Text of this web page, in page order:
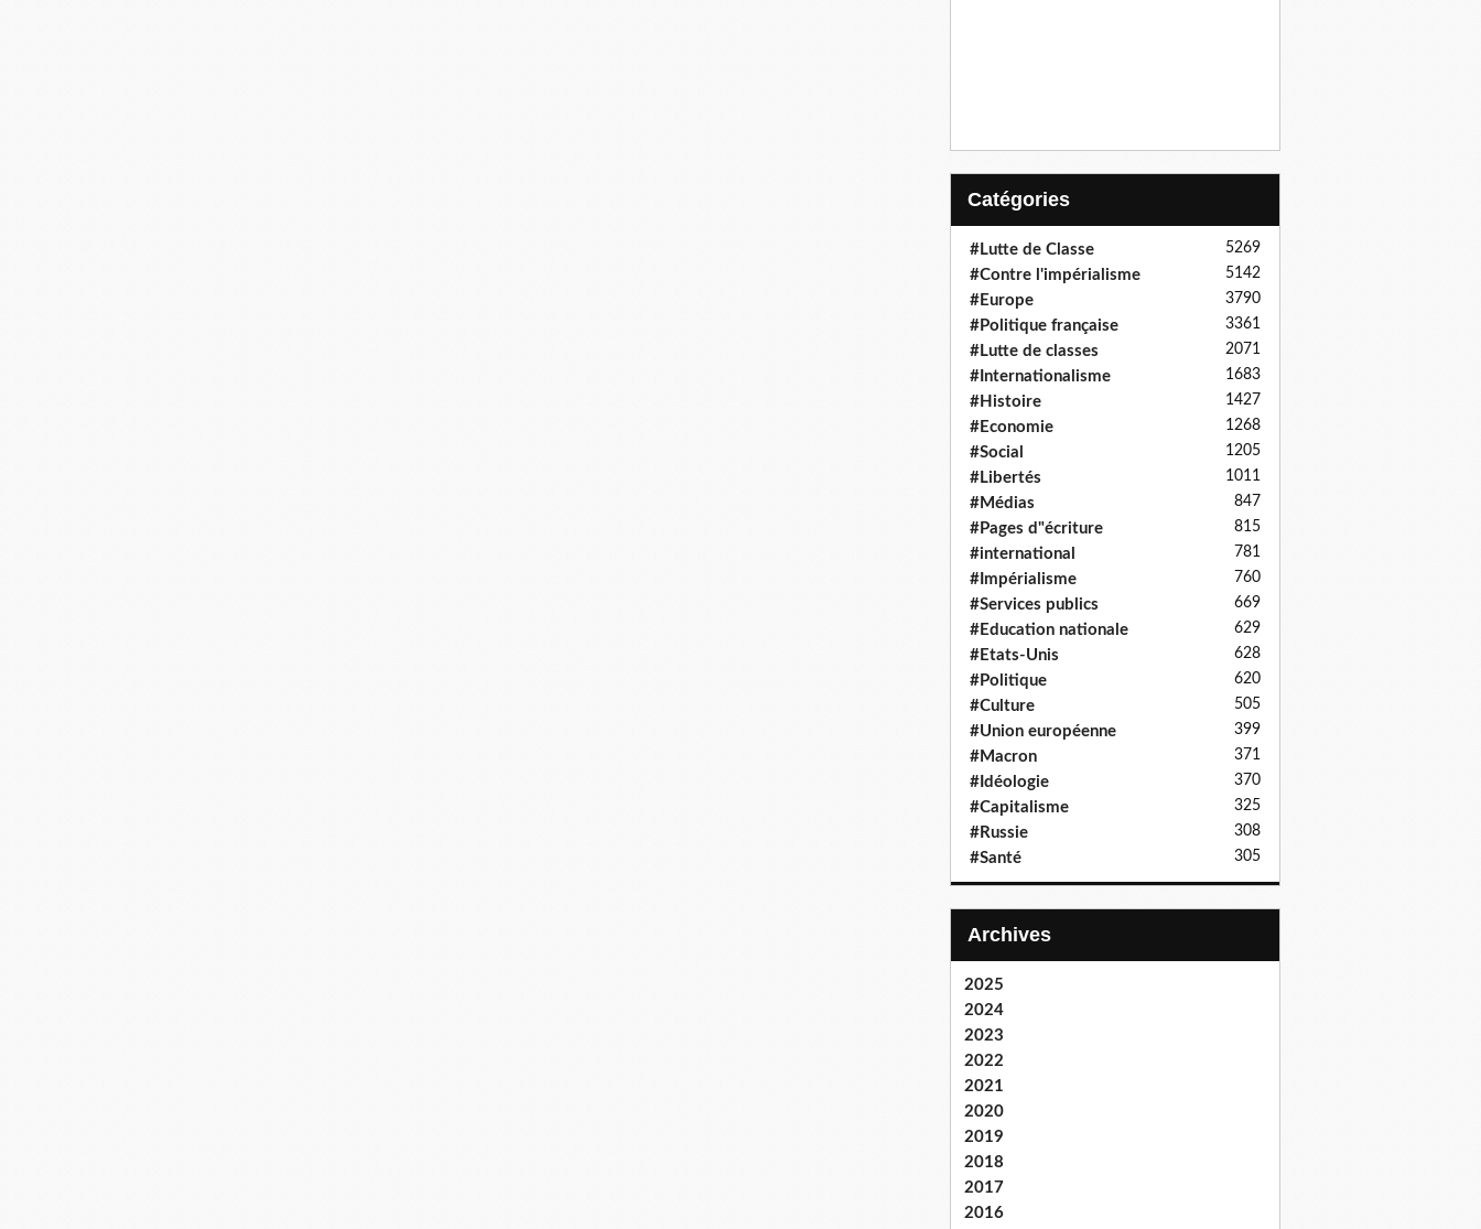
Catégories
#Lutte de Classe 5269
#Contre l'impérialisme 5142
#Europe 3790
#Politique française 3361
#Lutte de classes 2071
#Internationalisme 1683
#Histoire 1427
#Economie 1268
#Social 1205
#Libertés 1011
#Médias 847
#Pages d"écriture 815
#international 781
#Impérialisme 760
#Services publics 669
#Education nationale 629
#Etats-Unis 628
#Politique 620
#Culture 505
#Union européenne 399
#Macron 371
#Idéologie 370
#Capitalisme 325
#Russie 308
#Santé 305
Archives
2025
2024
2023
2022
2021
2020
2019
2018
2017
2016